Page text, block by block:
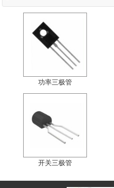
功率三极管
开关三极管